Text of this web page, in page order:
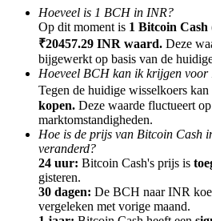
Nodig een vriend uit om contante
BTC Welcome Rewards
Hoeveel is 1 BCH in INR?
Op dit moment is 1 Bitcoin Cash
₹20457.29 INR waard. Deze
bijgewerkt op basis van de
Hoeveel BCH kan ik krijgen voor
Tegen de huidige wisselkoers kan
kopen. Deze waarde fluctueert
marktomstandigheden.
Hoe is de prijs van Bitcoin Cash
veranderd?
24 uur: Bitcoin Cash's prijs is
gisteren.
30 dagen: De BCH naar INR
vergeleken met vorige maand.